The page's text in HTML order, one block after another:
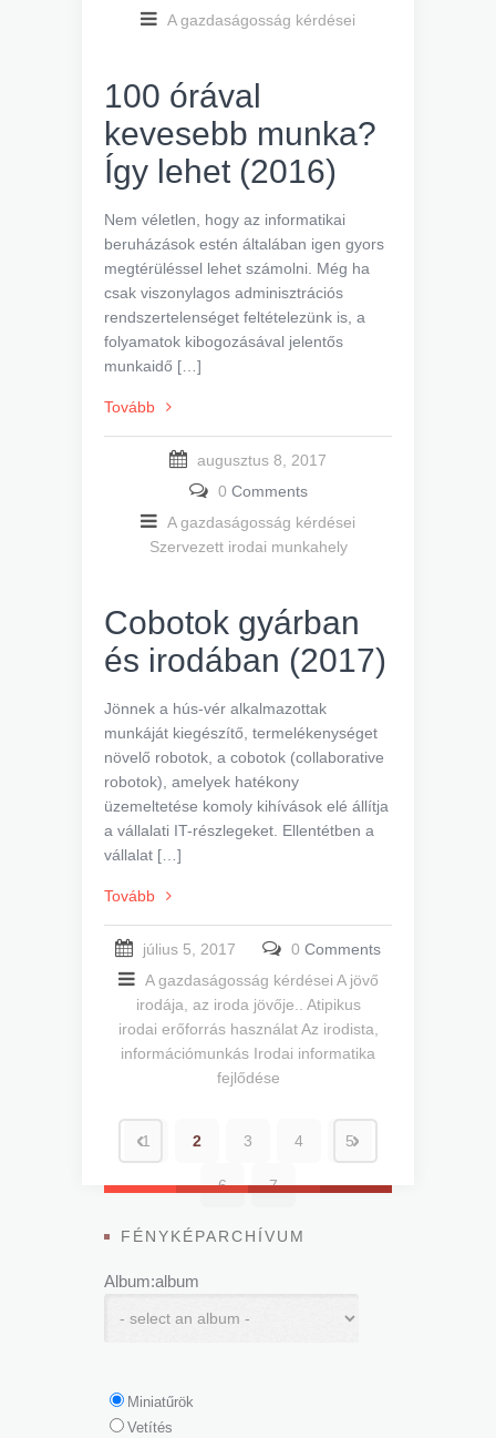
A gazdaságosság kérdései
100 órával
kevesebb munka?
Így lehet (2016)
Nem véletlen, hogy az informatikai
beruházások estén általában igen gyors
megtérüléssel lehet számolni. Még ha
csak viszonylagos adminisztrációs
rendszertelenséget feltételezünk is, a
folyamatok kibogozásával jelentős
munkaidő […]
Tovább
augusztus 8, 2017
0 Comments
A gazdaságosság kérdései
Szervezett irodai munkahely
Cobotok gyárban
és irodában (2017)
Jönnek a hús-vér alkalmazottak
munkáját kiegészítő, termelékenységet
növelő robotok, a cobotok (collaborative
robotok), amelyek hatékony
üzemeltetése komoly kihívások elé állítja
a vállalati IT-részlegeket. Ellentétben a
vállalat […]
Tovább
július 5, 2017 0 Comments
A gazdaságosság kérdései A jövő
irodája, az iroda jövője..
Atipikus
irodai erőforrás használat Az irodista,
információmunkás Irodai informatika
fejlődése
1 2 3 4 5
6 7
FÉNYKÉPARCHÍVUM
Album:album
Miniatűrök
Vetítés